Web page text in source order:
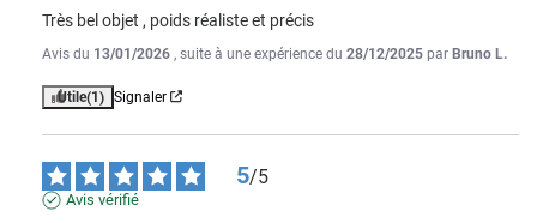
Très bel objet , poids réaliste et précis
Avis du 13/01/2026 , suite à une expérience du 28/12/2025 par Bruno L.
Utile(1) Signaler
5/5
Avis vérifié